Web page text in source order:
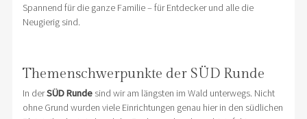
Spannend für die ganze Familie – für Entdecker und alle die
Neugierig sind.
Themenschwerpunkte der SÜD Runde
In derSÜD Rundesind wir am längsten im Wald unterwegs. Nicht
ohne Grund wurden viele Einrichtungen genau hier in den südlichen